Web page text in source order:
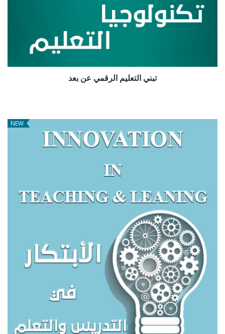
تبني التعليم الرقمي عن بعد
NEW